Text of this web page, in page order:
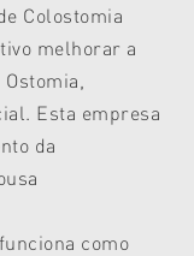
Colostomia
melhorar a
Esta empresa
da
como